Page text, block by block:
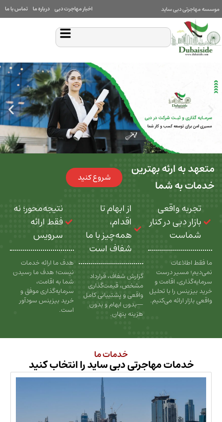
ساید درباره ما تماس با ما
بهترین
شما
شروع کنید
واقعی
در کنار
درست
اقامت و
با تحلیل
می‌کنیم.
از ابهام تا
اقدام،
همه‌چیز با ما
شفاف است
گزارش شفاف، قرارداد
مشخص، قیمت‌گذاری
واقعی و پشتیبانی کامل
—بدون ابهام و بدون
نتیجه‌محور؛ نه
فقط ارائه
سرویس
هدف ما ارائه خدمات
نیست؛ هدف ما رسیدن
شما به اقامت،
سرمایه‌گذاری موفق و
خرید بیزینس سودآور
است.
مهاجرتی دبی ساید را انتخاب کنید